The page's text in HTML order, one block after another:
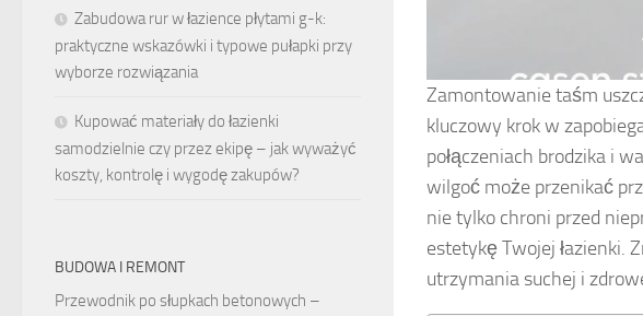
Zamontowanie taśm
kluczowy krok w
połączeniach brodzika i
wilgoć może przenikać
nie tylko chroni przed
estetykę Twojej łazienki.
utrzymania suchej i
Zabudowa rur w łazience płytami g-k:
praktyczne wskazówki i typowe pułapki przy
wyborze rozwiązania
Kupować materiały do łazienki
samodzielnie czy przez ekipę – jak wyważyć
koszty, kontrolę i wygodę zakupów?
BUDOWA I REMONT
Przewodnik po słupkach betonowych –